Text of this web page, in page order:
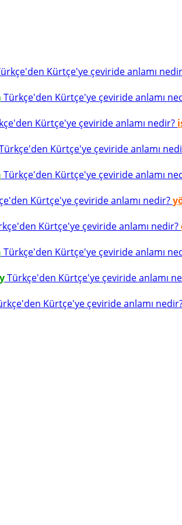
Kürtçe'ye çeviride anlamı
Türkçe'den Kürtçe'ye çeviride anlamı
Kürtçe'ye çeviride anlamı nedir?
Kürtçe'ye çeviride anlamı
Türkçe'den Kürtçe'ye çeviride anlamı
Kürtçe'ye çeviride anlamı nedir?
Kürtçe'ye çeviride anlamı nedir?
Türkçe'den Kürtçe'ye çeviride anlamı
Türkçe'den Kürtçe'ye çeviride anlamı
Kürtçe'ye çeviride anlamı